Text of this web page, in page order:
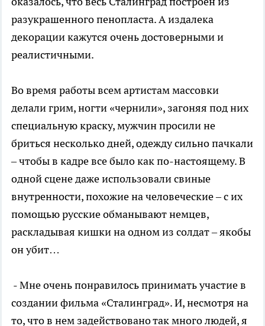
разукрашенного пенопласта. А издалека
декорации кажутся очень достоверными и
реалистичными.
Во время работы всем артистам массовки
делали грим, ногти «чернили», загоняя под них
специальную краску, мужчин просили не
бриться несколько дней, одежду сильно пачкали
– чтобы в кадре все было как по-настоящему. В
одной сцене даже использовали свиные
внутренности, похожие на человеческие – с их
помощью русские обманывают немцев,
раскладывая кишки на одном из солдат – якобы
он убит…
- Мне очень понравилось принимать участие в
создании фильма «Сталинград». И, несмотря на
то, что в нем задействовано так много людей, я